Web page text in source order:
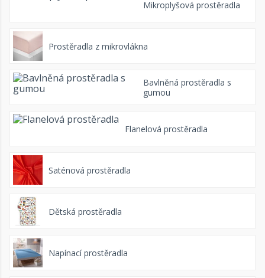
Mikroplyšová prostěradla
Prostěradla z mikrovlákna
Bavlněná prostěradla s
gumou
Flanelová prostěradla
Saténová prostěradla
Dětská prostěradla
Napínací prostěradla